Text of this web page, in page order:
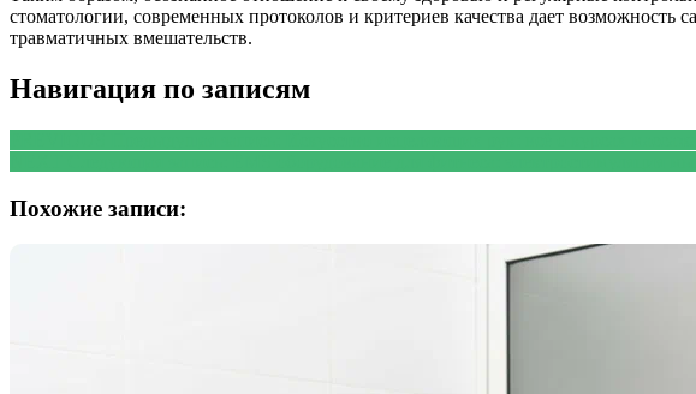
стоматологии, современных протоколов и критериев качества дает
травматичных вмешательств.
Навигация по записям
Похожие записи: